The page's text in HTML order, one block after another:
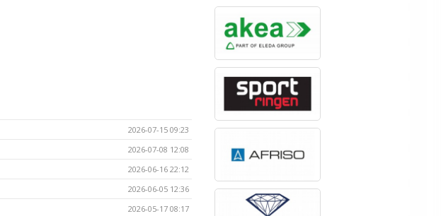
2026-07-15 09:23
2026-07-08 12:08
2026-06-16 22:12
2026-06-05 12:36
2026-05-17 08:17